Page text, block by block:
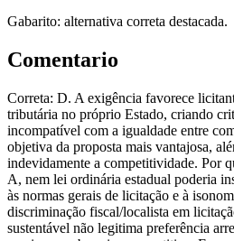
Gabarito: alternativa correta destacada.
Comentario
Correta: D. A exigência favorece
tributária no próprio Estado, criando
incompatível com a igualdade entre
objetiva da proposta mais vantajosa,
indevidamente a competitividade. Por
A, nem lei ordinária estadual poderia
às normas gerais de licitação e à
discriminação fiscal/localista em
sustentável não legitima preferência